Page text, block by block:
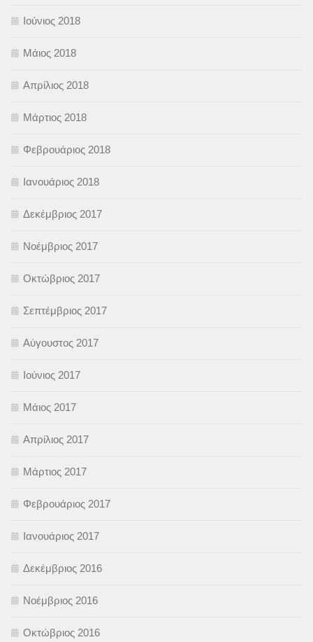
Ιούνιος 2018
Μάιος 2018
Απρίλιος 2018
Μάρτιος 2018
Φεβρουάριος 2018
Ιανουάριος 2018
Δεκέμβριος 2017
Νοέμβριος 2017
Οκτώβριος 2017
Σεπτέμβριος 2017
Αύγουστος 2017
Ιούνιος 2017
Μάιος 2017
Απρίλιος 2017
Μάρτιος 2017
Φεβρουάριος 2017
Ιανουάριος 2017
Δεκέμβριος 2016
Νοέμβριος 2016
Οκτώβριος 2016